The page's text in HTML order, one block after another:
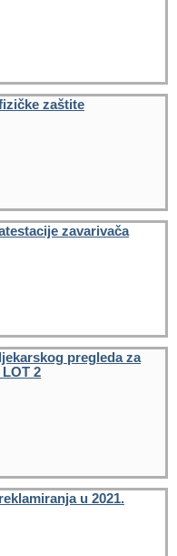
zaštite
zavarivača
pregleda za
2
u 2021.